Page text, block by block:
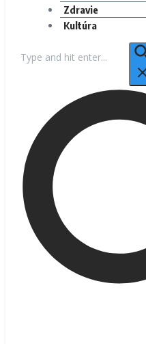
Zdravie
Kultúra